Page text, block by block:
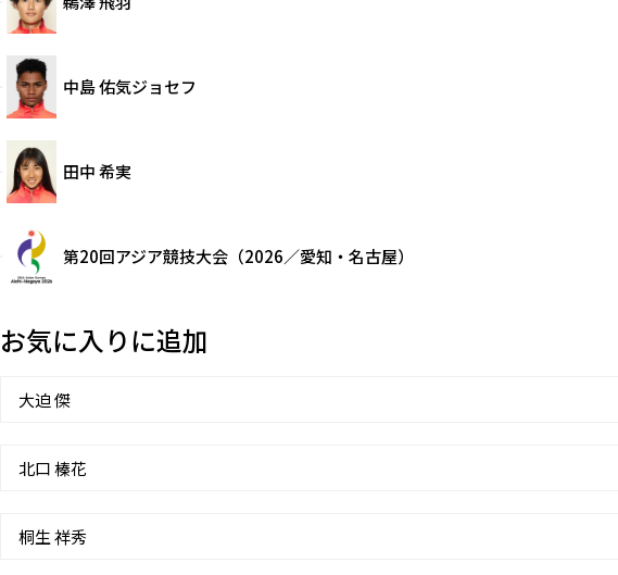
中島 佑気ジョセフ
田中 希実
第20回アジア競技大会（2026／愛知・名古屋）
お気に入りに追加
大迫 傑
北口 榛花
桐生 祥秀